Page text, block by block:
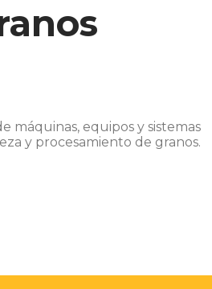
máquinas, equipos y sistemas
y procesamiento de granos.